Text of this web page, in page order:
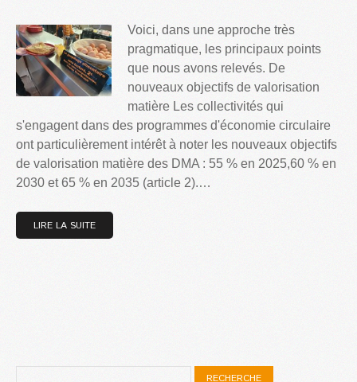
Voici, dans une approche très
pragmatique, les principaux points
que nous avons relevés. De
nouveaux objectifs de valorisation
matière Les collectivités qui
s'engagent dans des programmes d'économie circulaire
ont particulièrement intérêt à noter les nouveaux objectifs
de valorisation matière des DMA : 55 % en 2025,60 % en
2030 et 65 % en 2035 (article 2).…
LIRE LA SUITE